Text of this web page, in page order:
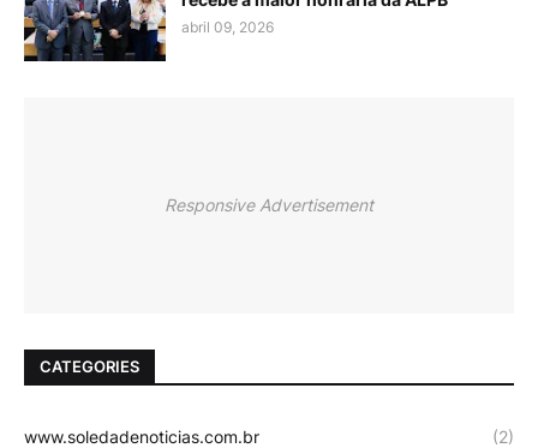
abril 09, 2026
Responsive Advertisement
CATEGORIES
www.soledadenoticias.com.br (2)